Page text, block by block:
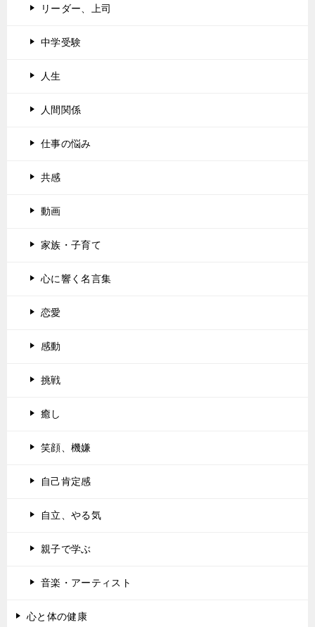
リーダー、上司
中学受験
人生
人間関係
仕事の悩み
共感
動画
家族・子育て
心に響く名言集
恋愛
感動
挑戦
癒し
笑顔、機嫌
自己肯定感
自立、やる気
親子で学ぶ
音楽・アーティスト
心と体の健康